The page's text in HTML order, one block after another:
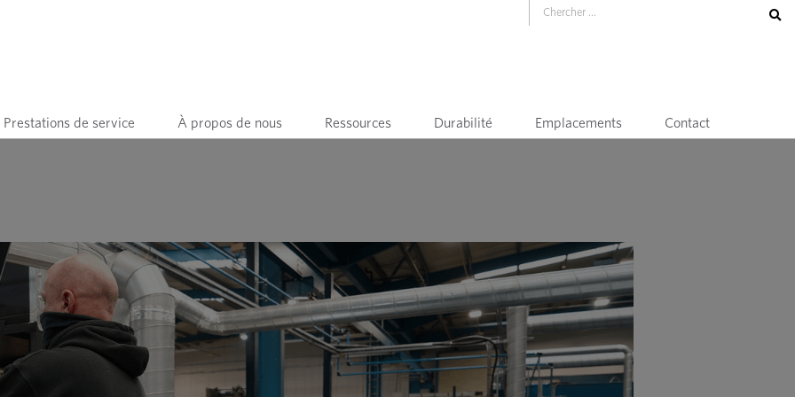
Prestations de service À propos de nous Ressources Durabilité Emplacements Contact